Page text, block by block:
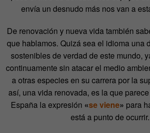
envía un desnudo más nos van a
De renovación y nueva vida también
que hablamos. Quizá sea el idioma una
sostenibles de verdad de este mundo,
continuamente sin atacar el medio
a otras especies en su carrera por la
así, una vida renovada, es la que
España la expresión «se viene» para
está a punto de ocurrir.